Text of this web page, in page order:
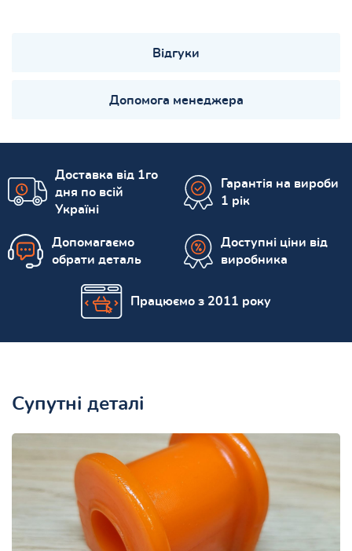
Відгуки
Допомога менеджера
Доставка від 1го
дня по всій
Україні
Гарантія на вироби
1 рік
Допомагаємо
обрати деталь
Доступні ціни від
виробника
Працюємо з 2011 року
Супутні деталі